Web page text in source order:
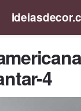
4